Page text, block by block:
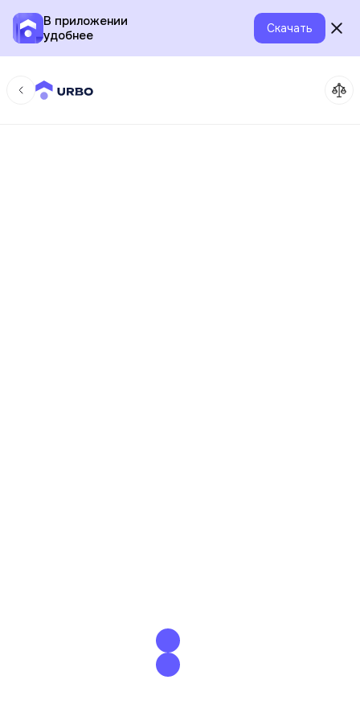
В приложении
удобнее
Скачать